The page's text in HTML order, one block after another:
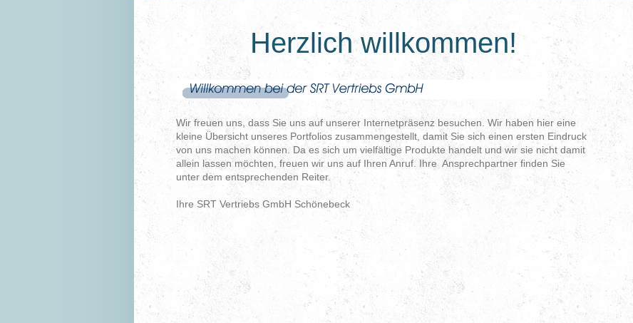
Herzlich willkommen!
Wir freuen uns, dass Sie uns auf unserer Internetpräsenz besuchen. Wir haben hier eine
kleine Übersicht unseres Portfolios zusammengestellt, damit Sie sich einen ersten Eindruck
von uns machen können. Da es sich um vielfältige Produkte handelt und wir sie nicht damit
allein lassen möchten, freuen wir uns auf Ihren Anruf. Ihre Ansprechpartner finden Sie
unter dem entsprechenden Reiter.
Ihre SRT Vertriebs GmbH Schönebeck